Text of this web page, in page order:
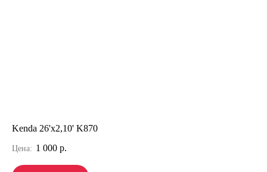
Kenda 26'x2,10' K870
Цена: 1 000 р.